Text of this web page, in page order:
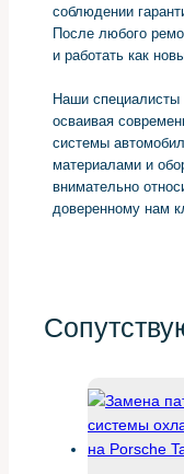
соблюдении
После любого
и работать как
Наши специалисты
осваивая
системы
материалами и
внимательно
доверенному нам